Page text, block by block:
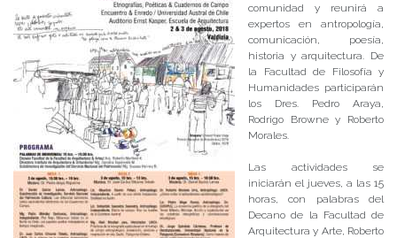
comunidad y reunirá a
expertos en antropología,
comunicación, poesía,
historia y arquitectura. De
la Facultad de Filosofía y
Humanidades participarán
los Dres. Pedro Araya,
Rodrigo Browne y Roberto
Morales.
Las actividades se
iniciarán el jueves, a las 15
horas, con palabras del
Decano de la Facultad de
Arquitectura y Arte, Roberto